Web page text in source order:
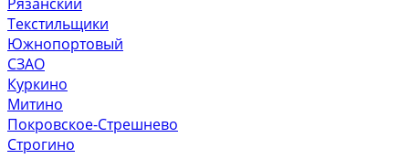
Рязанский
Текстильщики
Южнопортовый
СЗАО
Куркино
Митино
Покровское-Стрешнево
Строгино